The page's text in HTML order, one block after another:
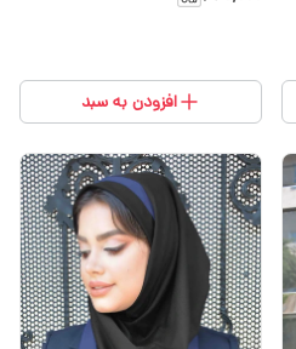
افزودن به سبد